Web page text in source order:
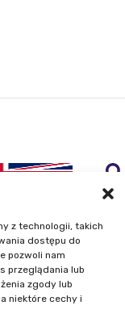
z technologii, takich
dostępu do
pozwoli nam
przeglądania lub
zgody lub
niektóre cechy i
Kartografii
27